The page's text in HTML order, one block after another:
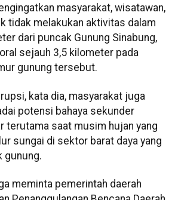
masyarakat, wisatawan,
tidak melakukan aktivitas dalam
dari puncak Gunung Sinabung,
sejauh 3,5 kilometer pada
gunung tersebut.
kata dia, masyarakat juga
potensi bahaya sekunder
terutama saat musim hujan yang
sungai di sektor barat daya yang
gunung.
meminta pemerintah daerah